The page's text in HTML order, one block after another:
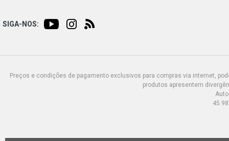
SIGA-NOS:
Preços e condições de pagamento exclusivos para compras via internet,
produtos apresentem